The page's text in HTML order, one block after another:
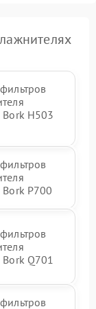
Bork H503
Bork P700
Bork Q701